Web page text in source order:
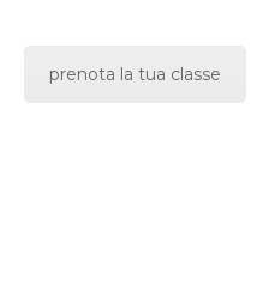
prenota la tua classe